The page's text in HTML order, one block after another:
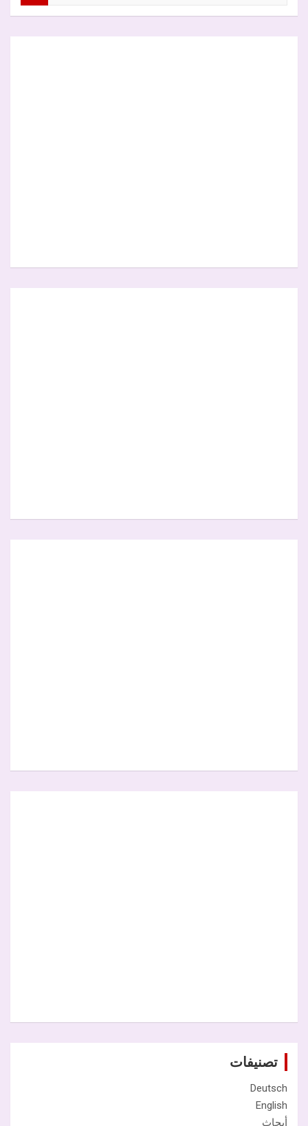
تصنيفات
Deutsch
English
أبحاث